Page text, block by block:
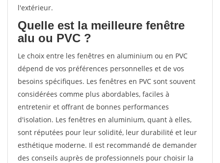
l'extérieur.
Quelle est la meilleure fenêtre
alu ou PVC ?
Le choix entre les fenêtres en aluminium ou en PVC
dépend de vos préférences personnelles et de vos
besoins spécifiques. Les fenêtres en PVC sont souvent
considérées comme plus abordables, faciles à
entretenir et offrant de bonnes performances
d'isolation. Les fenêtres en aluminium, quant à elles,
sont réputées pour leur solidité, leur durabilité et leur
esthétique moderne. Il est recommandé de demander
des conseils auprès de professionnels pour choisir la